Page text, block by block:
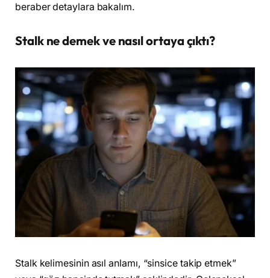
beraber detaylara bakalım.
Stalk ne demek ve nasıl ortaya çıktı?
Stalk kelimesinin asıl anlamı, “sinsice takip etmek”